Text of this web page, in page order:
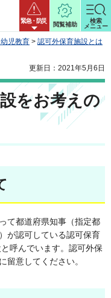
緊急・防災
閲覧補助
検索
メニュー
児教育 > 認可外保育施設とは
更新日：2021年5月6日
をお考えの
て都道府県知事（指定都
が認可している認可保育
呼んでいます。認可外保
留意してください。